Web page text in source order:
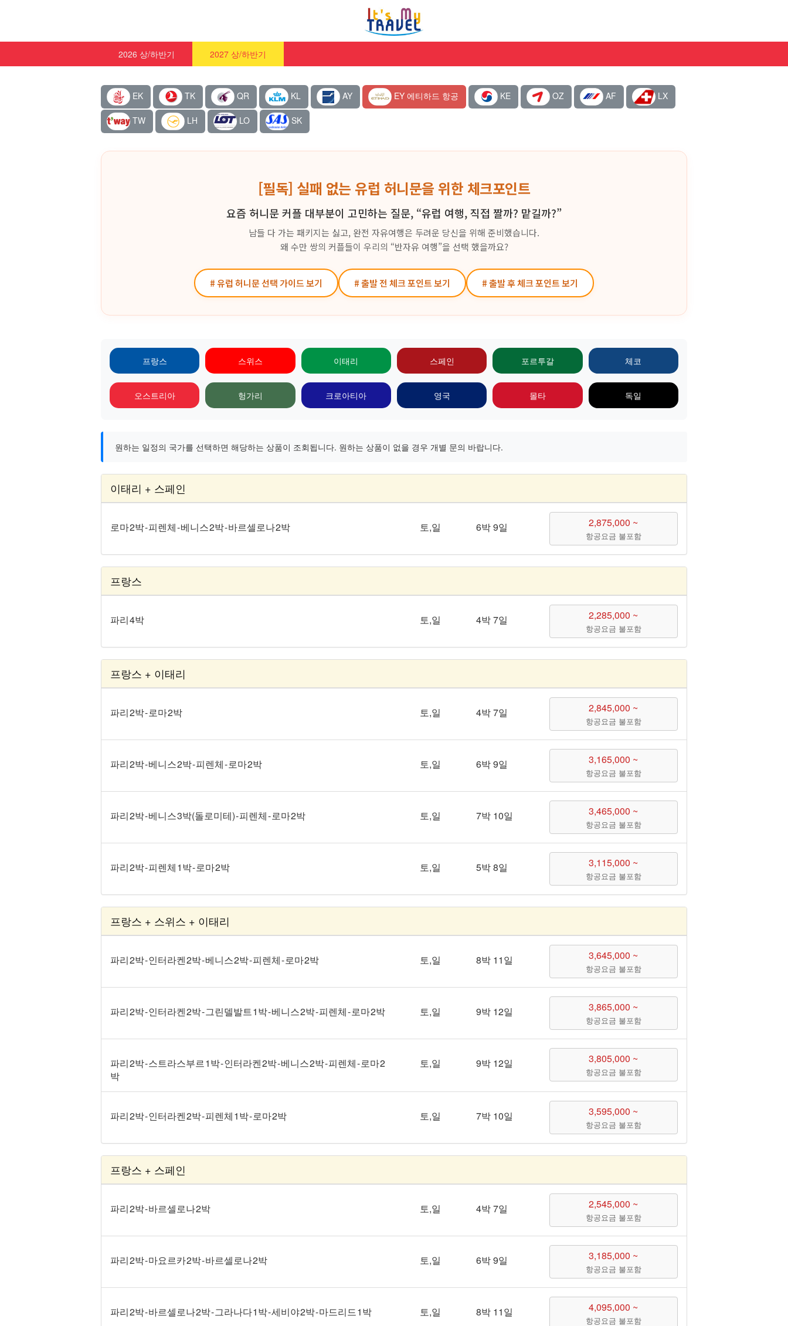
2026 상/하반기 2027 상/하반기
EK TK QR KL AY EY 에티하드 항공 KE OZ AF LX
TW LH LO SK
[필독] 실패 없는 유럽 허니문을 위한 체크포인트
요즘 허니문 커플 대부분이 고민하는 질문, “유럽 여행, 직접 짤까? 맡길까?”
남들 다 가는 패키지는 싫고, 완전 자유여행은 두려운 당신을 위해 준비했습니다.
왜 수만 쌍의 커플들이 우리의 “반자유 여행”을 선택 했을까요?
# 유럽 허니문 선택 가이드 보기 # 출발 전 체크 포인트 보기 # 출발 후 체크 포인트 보기
프랑스 스위스 이태리 스페인 포르투갈 체코
오스트리아 헝가리 크로아티아 영국 몰타 독일
원하는 일정의 국가를 선택하면 해당하는 상품이 조회됩니다. 원하는 상품이 없을 경우 개별 문의 바랍니다.
이태리 + 스페인
로마 2박 - 피렌체 - 베니스 2박 - 바르셀로나 2박 토,일 6박 9일 2,875,000 ~
항공요금 불포함
프랑스
파리 4박 토,일 4박 7일 2,285,000 ~
항공요금 불포함
프랑스 + 이태리
파리 2박 - 로마 2박 토,일 4박 7일 2,845,000 ~
항공요금 불포함
파리 2박 - 베니스 2박 - 피렌체 - 로마 2박 토,일 6박 9일 3,165,000 ~
항공요금 불포함
파리 2박 - 베니스 3박(돌로미테) - 피렌체 - 로마 2박 토,일 7박 10일 3,465,000 ~
항공요금 불포함
파리 2박 - 피렌체 1박 - 로마 2박 토,일 5박 8일 3,115,000 ~
항공요금 불포함
프랑스 + 스위스 + 이태리
파리 2박 - 인터라켄 2박 - 베니스 2박 - 피렌체 - 로마 2박 토,일 8박 11일 3,645,000 ~
항공요금 불포함
파리 2박 - 인터라켄 2박 - 그린델발트 1박 - 베니스 2박 - 피렌체 - 로마 2박 토,일 9박 12일 3,865,000 ~
항공요금 불포함
파리 2박 - 스트라스부르 1박 - 인터라켄 2박 - 베니스 2박 - 피렌체 - 로마 2
박
토,일 9박 12일 3,805,000 ~
항공요금 불포함
파리 2박 - 인터라켄 2박 - 피렌체 1박 - 로마 2박 토,일 7박 10일 3,595,000 ~
항공요금 불포함
프랑스 + 스페인
파리 2박 - 바르셀로나 2박 토,일 4박 7일 2,545,000 ~
항공요금 불포함
파리 2박 - 마요르카 2박 - 바르셀로나 2박 토,일 6박 9일 3,185,000 ~
항공요금 불포함
파리 2박 - 바르셀로나 2박 - 그라나다 1박 - 세비야 2박 - 마드리드 1박 토,일 8박 11일 4,095,000 ~
항공요금 불포함